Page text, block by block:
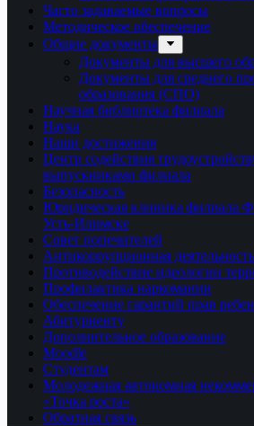
Часто задаваемые вопросы
Методическое обеспечение
Общие документы
Документы для высшего
Документы для среднего
образования (СПО)
Научная библиотека филиала
Наука
Наши достижения
Центр содействия
выпускниками филиала
Безопасность
Юридическая клиника филиала
Усть-Илимске
Совет попечителей
Антикоррупционная деятельность
Противодействие идеологии
Профилактика наркомании
Обеспечение гарантий прав
Абитуриенту
Дополнительное образование
Moodle
Студентам
Молодежная автономная
«Точка роста»
Обратная связь